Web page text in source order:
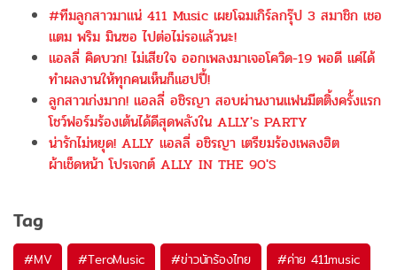
#ทีมลูกสาวมาแน่ 411 Music เผยโฉมเกิร์ลกรุ๊ป 3 สมาชิก เชอ
แตม พริม มินซอ ไปต่อไม่รอแล้วนะ!
แอลลี่ คิดบวก! ไม่เสียใจ ออกเพลงมาเจอโควิด-19 พอดี แค่ได้
ทำผลงานให้ทุกคนเห็นก็แฮปปี้!
ลูกสาวเก่งมาก! แอลลี่ อชิรญา สอบผ่านงานแฟนมีตติ้งครั้งแรก
โชว์ฟอร์มร้องเต้นได้ดีสุดพลังใน ALLY's PARTY
น่ารักไม่หยุด! ALLY แอลลี่ อชิรญา เตรียมร้องเพลงฮิต
ผ้าเช็ดหน้า โปรเจกต์ ALLY IN THE 90'S
Tag
#MV #TeroMusic #ข่าวนักร้องไทย #ค่าย 411music